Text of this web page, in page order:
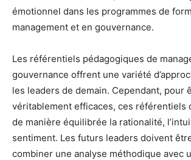
émotionnel dans les programmes de
management et en gouvernance.
Les référentiels pédagogiques de
gouvernance offrent une variété
les leaders de demain. Cependant, pour
véritablement efficaces, ces référentiels
de manière équilibrée la rationalité,
sentiment. Les futurs leaders doivent
combiner une analyse méthodique avec